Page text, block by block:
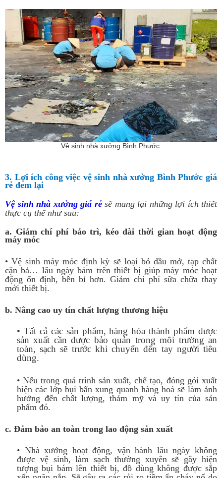
Vệ sinh nhà xưởng Bình Phước
3. Lợi ích công việc vệ sinh nhà xưởng Bình Phước giá
rẻ đem lại
Vệ sinh nhà xưởng giá rẻsẽ mang lại những lợi ích thiết
thực cụ thể như sau:
a. Giảm chí phí bảo trì, kéo dài thời gian hoạt động
máy móc
• Vệ sinh máy móc định kỳ sẽ loại bỏ dầu mở, tạp chất
cặn bả… lâu ngày bám trên thiết bị giúp máy móc hoạt
động ổn định, bền bỉ hơn. Giảm chi phí sữa chữa thay
mới thiết bị.
b. Nâng cao uy tín chất lượng thương hiệu
• Tất cả các sản phẩm, hàng hóa thành phẩm được
sản xuất cần được bảo quản trong môi trường an
toàn, sạch sẽ trước khi chuyển đến tay người tiêu
dùng.
• Nếu trong quá trình sản xuất, chế tạo, đóng gói xuất
hiện các lớp bụi bẩn xung quanh hàng hoá sẽ làm ảnh
hưởng đến chất lượng, thảm mỹ và uy tín của sản
phẩm đó.
c. Đảm bảo an toàn trong lao động sản xuất
• Nhà xưởng hoạt động, vận hành lâu ngày không
được vệ sinh, làm sạch thường xuyên sẽ gây hiện
tượng bụi bám lên thiết bị, đồ dùng không được sắp